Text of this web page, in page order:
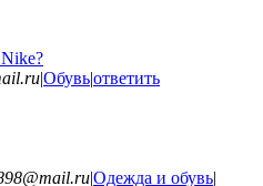
|Обувь|ответить
|Одежда и обувь|